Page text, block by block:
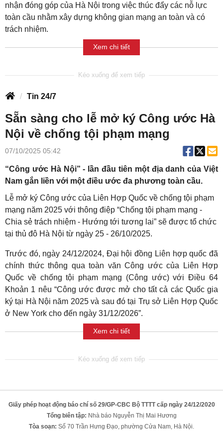
nhận đóng góp của Hà Nội trong việc thúc đẩy các nỗ lực
toàn cầu nhằm xây dựng không gian mạng an toàn và có
trách nhiệm.
Xem chi tiết
Tin 24/7
Sẵn sàng cho lễ mở ký Công ước Hà
Nội về chống tội phạm mạng
07/10/2025 05:42
“Công ước Hà Nội” - lần đầu tiên một địa danh của Việt
Nam gắn liền với một điều ước đa phương toàn cầu.
Lễ mở ký Công ước của Liên Hợp Quốc về chống tội phạm
mạng năm 2025 với thông điệp “Chống tội phạm mạng -
Chia sẻ trách nhiệm - Hướng tới tương lai” sẽ được tổ chức
tại thủ đô Hà Nội từ ngày 25 - 26/10/2025.
Trước đó, ngày 24/12/2024, Đại hội đồng Liên hợp quốc đã
chính thức thông qua toàn văn Công ước của Liên Hợp
Quốc về chống tội phạm mạng (Công ước) với Điều 64
Khoản 1 nêu “Công ước được mở cho tất cả các Quốc gia
ký tại Hà Nội năm 2025 và sau đó tại Trụ sở Liên Hợp Quốc
ở New York cho đến ngày 31/12/2026”.
Xem chi tiết
Giấy phép hoạt động báo chí số 29/GP-CBC Bộ TTTT cấp ngày 24/12/2020
Tổng biên tập: Nhà báo Nguyễn Thị Mai Hương
Tòa soạn: Số 70 Trần Hưng Đạo, phường Cửa Nam, Hà Nội.